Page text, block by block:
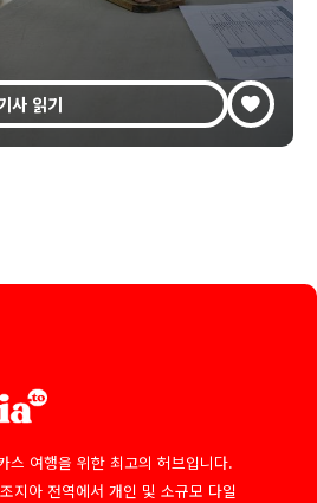
사 읽기
여행을 위한 최고의 허브입니다.
지아 전역에서 개인 및 소규모 다일